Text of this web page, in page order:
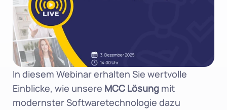
In diesem Webinar erhalten Sie wertvolle
Einblicke, wie unsere MCC Lösung mit
modernster Softwaretechnologie dazu